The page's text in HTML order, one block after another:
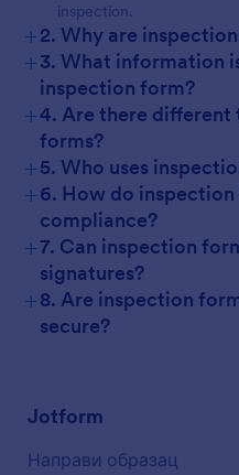
inspection.
+2. Why are
+3. What information
inspection form?
+4. Are there
forms?
+5. Who uses
+6. How do
compliance?
+7. Can inspection
signatures?
+8. Are inspection
secure?
Jotform
Направи образац